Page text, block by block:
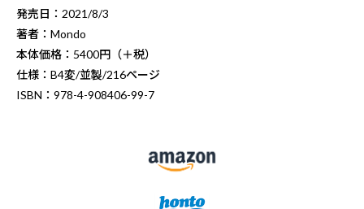
発売日：2021/8/3
著者：Mondo
本体価格：5400円（＋税）
仕様：B4変/並製/216ページ
ISBN：978-4-908406-99-7